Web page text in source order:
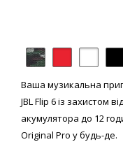
Ваша музикальна
JBL Flip 6 із захистом
акумулятора до 12
Original Pro у будь-де.